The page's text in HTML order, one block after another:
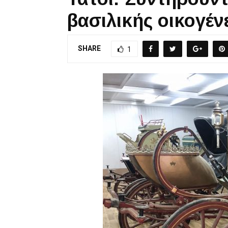
βασιλικής
SHARE 1